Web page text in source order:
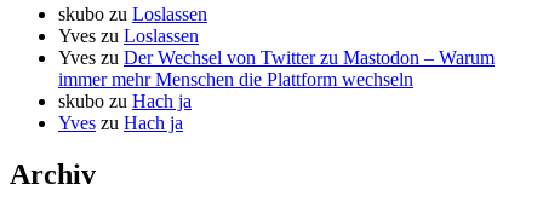
skubo zu Loslassen
Yves zu Loslassen
Yves zu Der Wechsel von Twitter zu Mastodon – Warum
immer mehr Menschen die Plattform wechseln
skubo zu Hach ja
Yves zu Hach ja
Archiv